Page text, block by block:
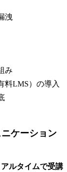
洩
み
料LMS）の導入
ケーション
アルタイムで受講